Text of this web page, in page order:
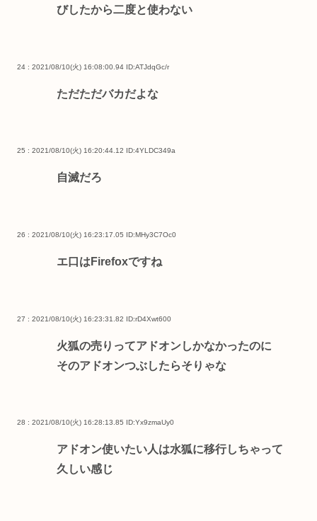
びしたから二度と使わない
24 : 2021/08/10(火) 16:08:00.94 ID:ATJdqGc/r
ただただバカだよな
25 : 2021/08/10(火) 16:20:44.12 ID:4YLDC349a
自滅だろ
26 : 2021/08/10(火) 16:23:17.05 ID:MHy3C7Oc0
エ口はFirefoxですね
27 : 2021/08/10(火) 16:23:31.82 ID:rD4Xwt600
火狐の売りってアドオンしかなかったのに
そのアドオンつぶしたらそりゃな
28 : 2021/08/10(火) 16:28:13.85 ID:Yx9zmaUy0
アドオン使いたい人は水狐に移行しちゃって
久しい感じ